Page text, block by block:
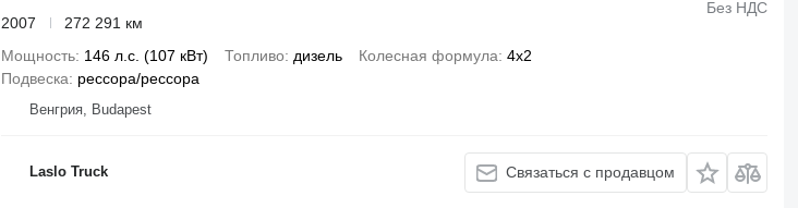
Без НДС
2007
272 291 км
Мощность 146 л.с. (107 кВт) Топливо дизель Колесная формула 4x2
Подвеска
рессора/рессора
Венгрия, Budapest
Laslo Truck Связаться с продавцом